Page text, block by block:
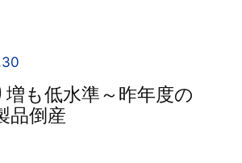
増も低水準～昨年度の
品倒産